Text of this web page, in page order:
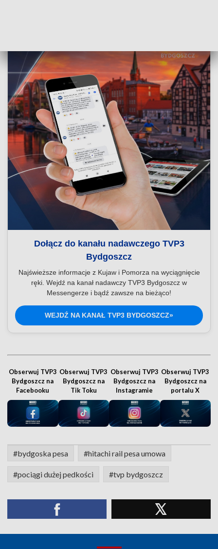
Dołącz do kanału nadawczego TVP3
Bydgoszcz
Najświeższe informacje z Kujaw i Pomorza na wyciągnięcie
ręki. Wejdź na kanał nadawczy TVP3 Bydgoszcz w
Messengerze i bądź zawsze na bieżąco!
WEJDŹ NA KANAŁ TVP3 BYDGOSZCZ»
Obserwuj TVP3
Bydgoszcz na
Facebooku
Obserwuj TVP3
Bydgoszcz na
Tik Toku
Obserwuj TVP3
Bydgoszcz na
Instagramie
Obserwuj TVP3
Bydgoszcz na
portalu X
#bydgoska pesa #hitachi rail pesa umowa
#pociągi dużej pedkości #tvp bydgoszcz